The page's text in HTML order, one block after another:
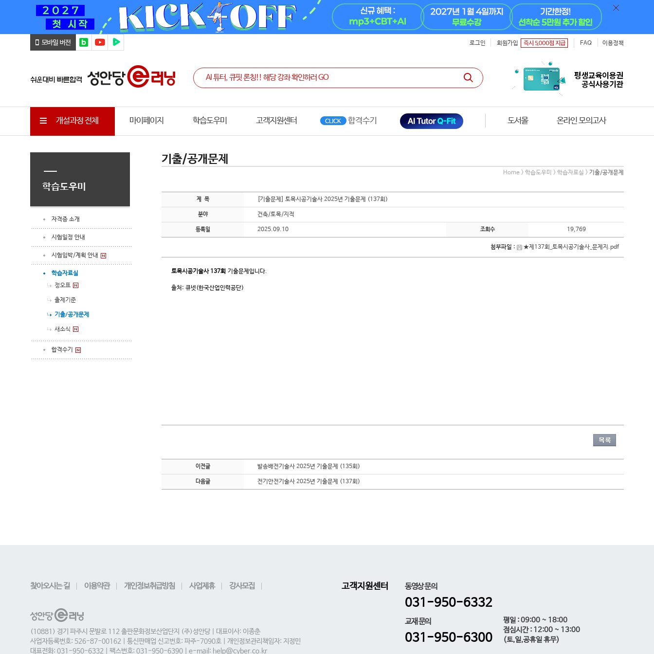
로그인 회원가입 FAQ 이용정책
개설과정 전체 마이페이지 학습도우미 고객지원센터 도서몰 온라인 모의고사
학습도우미
자격증 소개
시험일정 안내
시험임박/계획 안내
학습자료실
정오표
출제기준
기출/공개문제
새소식
합격수기
기출/공개문제
Home > 학습도우미 > 학습자료실 > 기출/공개문제
제 목 [기출문제] 토목시공기술사 2025년 기출문제 (137회)
분야 건축/토목/지적
등록일 2025.09.10 조회수 19,769
첨부파일 : ★제137회_토목시공기술사_문제지.pdf
토목시공기술사 137회 기출문제입니다.
출처: 큐넷(한국산업인력공단)
이전글 발송배전기술사 2025년 기출문제 (135회)
다음글 전기안전기술사 2025년 기출문제 (137회)
찾아오시는 길 이용약관 개인정보취급방침 사업제휴 강사모집
(10881) 경기 파주시 문발로 112 출판문화정보산업단지 (주)성안당 | 대표이사: 이종춘
사업자등록번호: 526-87-00162 | 통신판매업 신고번호: 파주-7090호 | 개인정보관리책임자: 지정민
대표전화: 031-950-6332 | 팩스번호: 031-950-6390 | e-mail: help@cyber.co.kr
고객지원센터 동영상 문의
031-950-6332
교재 문의
031-950-6300
평일 : 09:00 ~ 18:00
점심시간 : 12:00 ~ 13:00
(토,일,공휴일 휴무)